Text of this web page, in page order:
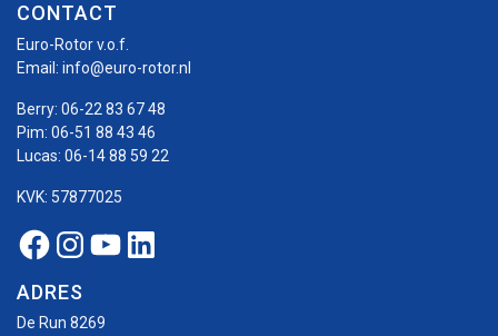
CONTACT
Euro-Rotor v.o.f.
Email: info@euro-rotor.nl
Berry: 06-22 83 67 48
Pim: 06-51 88 43 46
Lucas: 06-14 88 59 22
KVK: 57877025
Facebook Euro-rotor
Instagram Euro-rotor
Youtube Euro-rotor
Linkedin Euro-rotor
ADRES
De Run 8269